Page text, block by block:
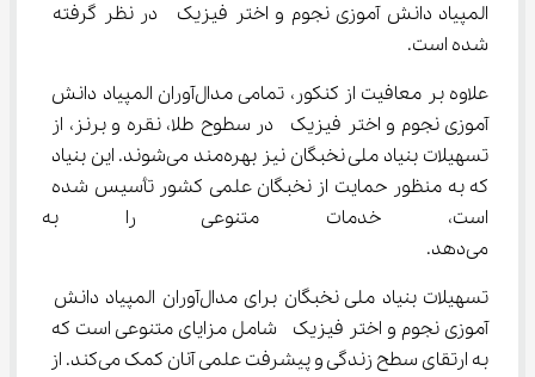
المپیاد دانش آموزی نجوم و اختر فیزیک  در نظر گرفته
شده است.
علاوه بر معافیت از کنکور، تمامی مدال‌آوران المپیاد دانش
آموزی نجوم و اختر فیزیک  در سطوح طلا، نقره و برنز، از
تسهیلات بنیاد ملی نخبگان نیز بهره‌مند می‌شوند. این بنیاد
که به منظور حمایت از نخبگان علمی کشور تأسیس شده
است، خدمات متنوعی را به
می‌دهد.
تسهیلات بنیاد ملی نخبگان برای مدال‌آوران المپیاد دانش
آموزی نجوم و اختر فیزیک  شامل مزایای متنوعی است که
به ارتقای سطح زندگی و پیشرفت علمی آنان کمک می‌کند. از